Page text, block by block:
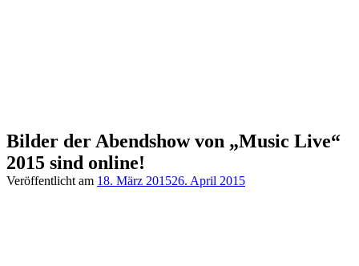
Bilder der Abendshow von „Music Live“
2015 sind online!
Veröffentlicht am 18. März 201526. April 2015